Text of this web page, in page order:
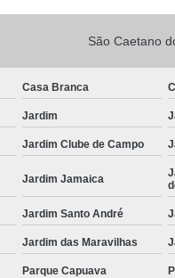
São Caetano
Casa Branca
Jardim
Jardim Clube de Campo
Jardim Jamaica
Jardim Santo André
Jardim das Maravilhas
Parque Capuava